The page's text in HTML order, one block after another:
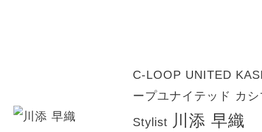
C-LOOP UNITED
ープユナイテッド カ
Stylist 川添 早織